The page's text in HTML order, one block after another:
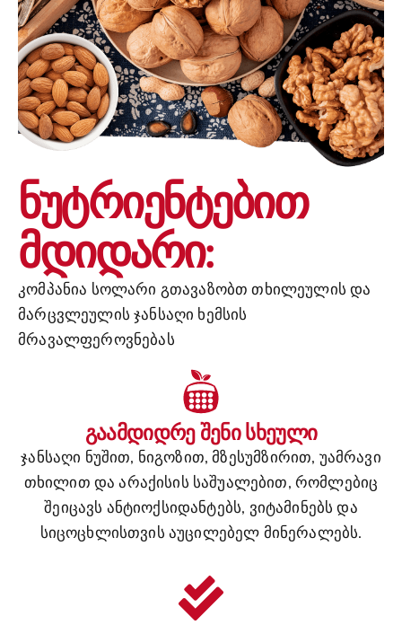
ნუტრიენტებით
მდიდარი:
კომპანია სოლარი გთავაზობთ თხილეულის და
მარცვლეულის ჯანსაღი ხემსის
მრავალფეროვნებას
გაამდიდრე შენი სხეული
ჯანსაღი ნუშით, ნიგოზით, მზესუმზირით, უამრავი
თხილით და არაქისის საშუალებით, რომლებიც
შეიცავს ანტიოქსიდანტებს, ვიტამინებს და
სიცოცხლისთვის აუცილებელ მინერალებს.